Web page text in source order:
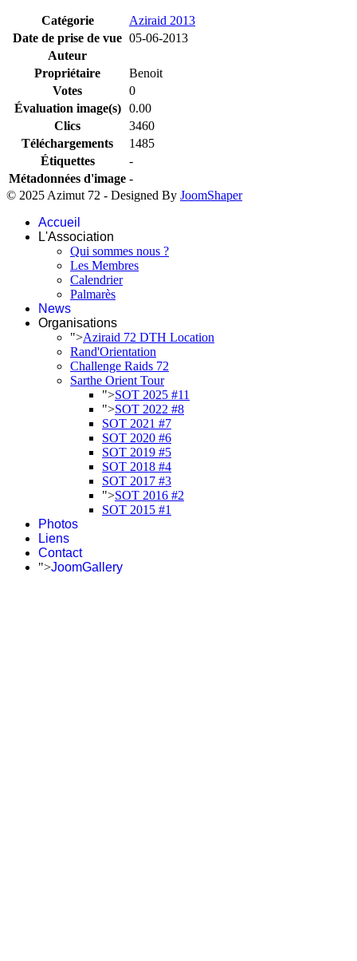
Catégorie
Aziraid 2013
Date de prise de vue 05-06-2013
Auteur
Propriétaire
Benoit
Votes
0
Évaluation image(s)
0.00
Clics
3460
Téléchargements
1485
Étiquettes
-
Métadonnées d'image -
© 2025 Azimut 72 - Designed By JoomShaper
Accueil
L'Association
Qui sommes nous ?
Les Membres
Calendrier
Palmarès
News
Organisations
">Aziraid 72 DTH Location
Rand'Orientation
Challenge Raids 72
Sarthe Orient Tour
">SOT 2025 #11
">SOT 2022 #8
SOT 2021 #7
SOT 2020 #6
SOT 2019 #5
SOT 2018 #4
SOT 2017 #3
">SOT 2016 #2
SOT 2015 #1
Photos
Liens
Contact
">JoomGallery